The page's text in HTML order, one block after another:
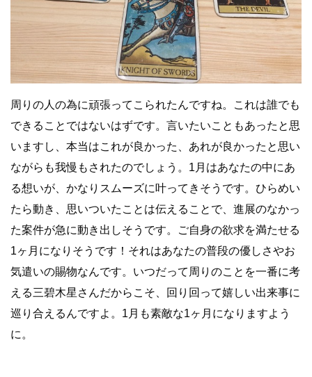
周りの人の為に頑張ってこられたんですね。これは誰でも
できることではないはずです。言いたいこともあったと思
いますし、本当はこれが良かった、あれが良かったと思い
ながらも我慢もされたのでしょう。1月はあなたの中にあ
る想いが、かなりスムーズに叶ってきそうです。ひらめい
たら動き、思いついたことは伝えることで、進展のなかっ
た案件が急に動き出しそうです。ご自身の欲求を満たせる
1ヶ月になりそうです！それはあなたの普段の優しさやお
気遣いの賜物なんです。いつだって周りのことを一番に考
える三碧木星さんだからこそ、回り回って嬉しい出来事に
巡り合えるんですよ。1月も素敵な1ヶ月になりますよう
に。